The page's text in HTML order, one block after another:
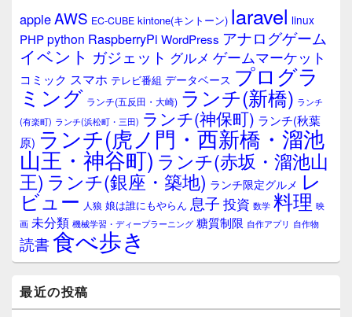
appleAWS EC-CUBE kintone(キントーン) laravel linux
PHPpython RaspberryPi WordPress アナログゲーム
イベント ガジェット グルメ ゲームマーケット
コミック スマホ テレビ番組 データベース プログラ
ミング ランチ(五反田・大崎) ランチ(新橋) ランチ
(有楽町) ランチ(浜松町・三田) ランチ(神保町) ランチ(秋葉
原) ランチ(虎ノ門・西新橋・溜池
山王・神谷町) ランチ(赤坂・溜池山
王) ランチ(銀座・築地) ランチ限定グルメ レ
ビュー 人狼 娘は誰にもやらん 息子 投資 数学 料理 映
画 未分類 機械学習・ディープラーニング 糖質制限 自作アプリ 自作物
読書食べ歩き
最近の投稿